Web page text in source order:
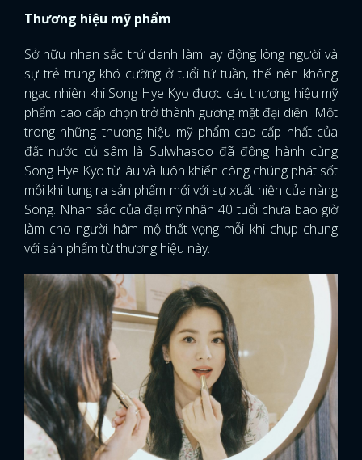
Thương hiệu mỹ phẩm
Sở hữu nhan sắc trứ danh làm lay động lòng người và
sự trẻ trung khó cưỡng ở tuổi tứ tuần, thế nên không
ngạc nhiên khi Song Hye Kyo được các thương hiệu mỹ
phẩm cao cấp chọn trở thành gương mặt đại diện. Một
trong những thương hiệu mỹ phẩm cao cấp nhất của
đất nước củ sâm là Sulwhasoo đã đồng hành cùng
Song Hye Kyo từ lâu và luôn khiến công chúng phát sốt
mỗi khi tung ra sản phẩm mới với sự xuất hiện của nàng
Song. Nhan sắc của đại mỹ nhân 40 tuổi chưa bao giờ
làm cho người hâm mộ thất vọng mỗi khi chụp chung
với sản phẩm từ thương hiệu này.